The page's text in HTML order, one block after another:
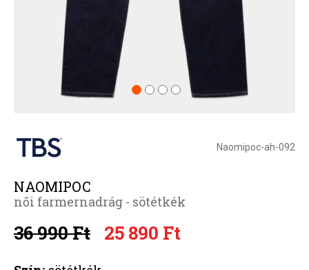
Naomipoc-ah-092
NAOMIPOC
női farmernadrág - sötétkék
36 990 Ft 25 890 Ft